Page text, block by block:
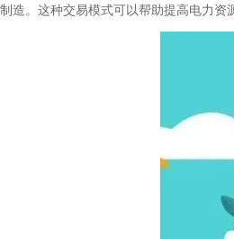
制造。这种交易模式可以帮助提高电力资